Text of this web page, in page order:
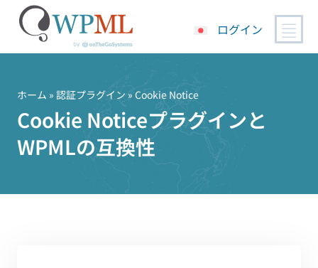
ッ
ログイン
ホーム » 認証プラグイン » Cookie Notice
Cookie Noticeプラグインと
WPMLの互換性